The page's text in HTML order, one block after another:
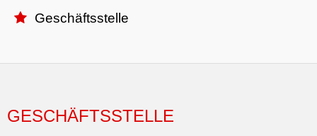
 Geschäftsstelle
GESCHÄFTSSTELLE